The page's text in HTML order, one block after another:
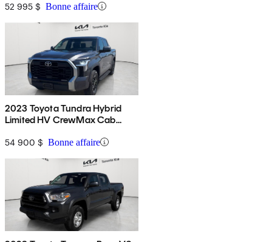
52 995 $ Bonne affaire
2023 Toyota Tundra Hybrid
Limited HV CrewMax Cab
54 900 $ Bonne affaire